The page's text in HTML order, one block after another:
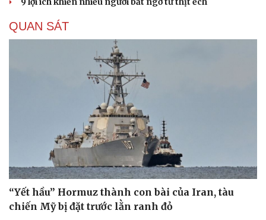
QUAN SÁT
“Yết hầu” Hormuz thành con bài của Iran, tàu
chiến Mỹ bị đặt trước lằn ranh đỏ